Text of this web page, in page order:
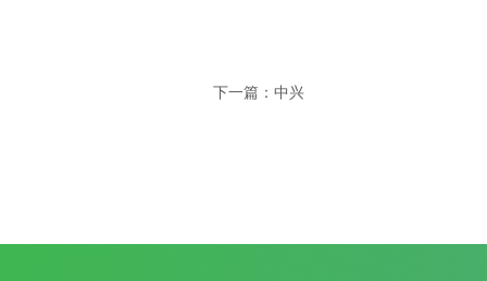
下一篇：中兴